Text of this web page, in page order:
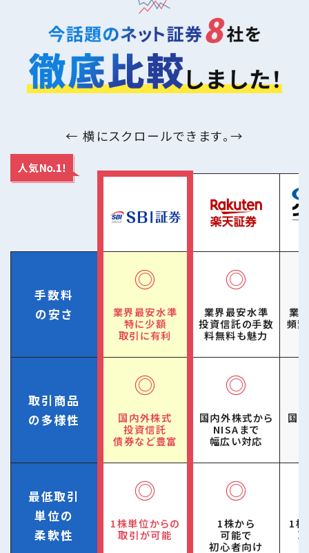
← 横にスクロールできます。→
手数料
の安さ
◎
業界最安水準
特に少額
取引に有利
◎
業界最安水準
投資信託の手数
料無料も魅力
業
頻
取引商品
の多様性
◎
国内外株式
投資信託
債券など豊富
◎
国内外株式から
NISAまで
幅広い対応
国
最低取引
単位の
柔軟性
◎
1株単位からの
取引が可能
◎
1株から
可能で
初心者向け
1株